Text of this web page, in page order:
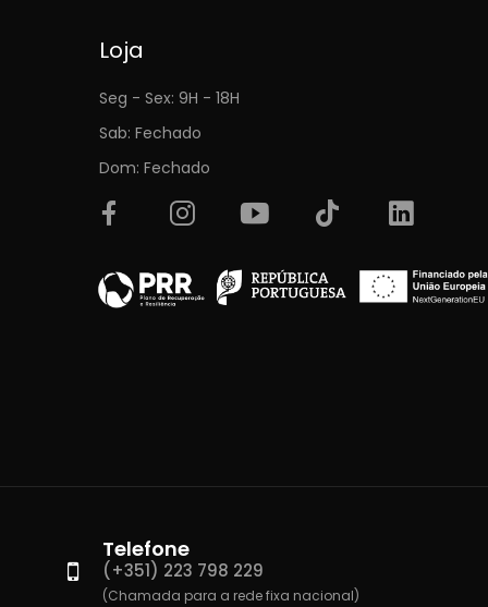
Loja
Seg - Sex: 9H - 18H
Sab: Fechado
Dom: Fechado
Telefone
(+351) 223 798 229
(Chamada para a rede fixa nacional)